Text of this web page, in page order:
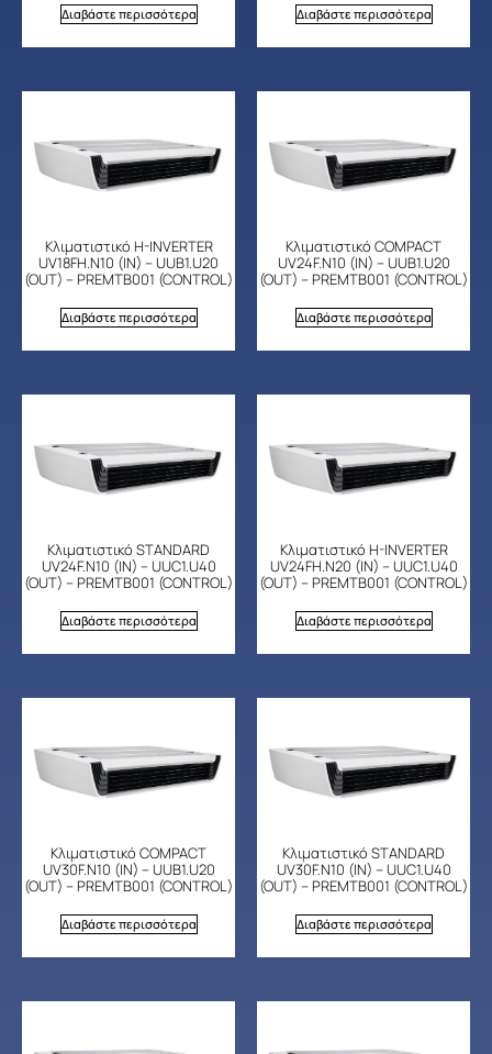
Διαβάστε περισσότερα Διαβάστε περισσότερα
Κλιματιστικό H-INVERTER
UV18FH.N10 (IN) – UUB1.U20
(OUT) – PREMTB001 (CONTROL)
Διαβάστε περισσότερα
Κλιματιστικό COMPACT
UV24F.N10 (IN) – UUB1.U20
(OUT) – PREMTB001 (CONTROL)
Διαβάστε περισσότερα
Κλιματιστικό STANDARD
UV24F.N10 (IN) – UUC1.U40
(OUT) – PREMTB001 (CONTROL)
Διαβάστε περισσότερα
Κλιματιστικό H-INVERTER
UV24FH.N20 (IN) – UUC1.U40
(OUT) – PREMTB001 (CONTROL)
Διαβάστε περισσότερα
Κλιματιστικό COMPACT
UV30F.N10 (IN) – UUB1.U20
(OUT) – PREMTB001 (CONTROL)
Διαβάστε περισσότερα
Κλιματιστικό STANDARD
UV30F.N10 (IN) – UUC1.U40
(OUT) – PREMTB001 (CONTROL)
Διαβάστε περισσότερα